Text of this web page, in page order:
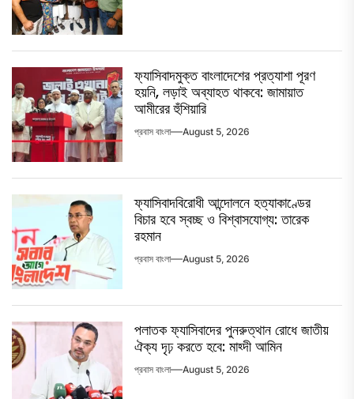
ফ্যাসিবাদমুক্ত বাংলাদেশের প্রত্যাশা পূরণ
হয়নি, লড়াই অব্যাহত থাকবে: জামায়াত
আমীরের হুঁশিয়ারি
প্রবাস বাংলা August 5, 2026
ফ্যাসিবাদবিরোধী আন্দোলনে হত্যাকাণ্ডের
বিচার হবে স্বচ্ছ ও বিশ্বাসযোগ্য: তারেক
রহমান
প্রবাস বাংলা August 5, 2026
পলাতক ফ্যাসিবাদের পুনরুত্থান রোধে জাতীয়
ঐক্য দৃঢ় করতে হবে: মাহ্দী আমিন
প্রবাস বাংলা August 5, 2026